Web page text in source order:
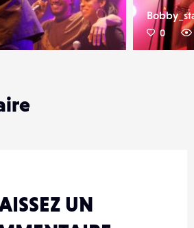
0
UN